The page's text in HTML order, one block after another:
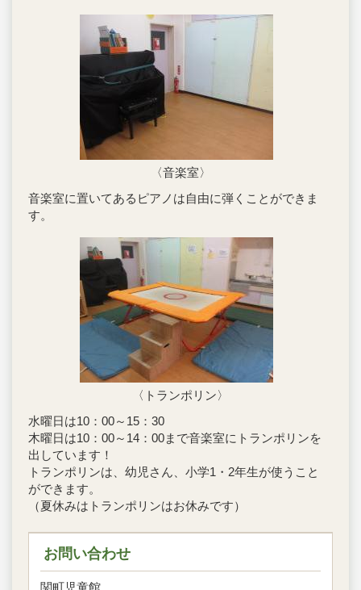
〈音楽室〉
音楽室に置いてあるピアノは自由に弾くことができま
す。
〈トランポリン〉
水曜日は10：00～15：30
木曜日は10：00～14：00まで音楽室にトランポリンを
出しています！
トランポリンは、幼児さん、小学1・2年生が使うこと
ができます。
（夏休みはトランポリンはお休みです）
お問い合わせ
関町児童館